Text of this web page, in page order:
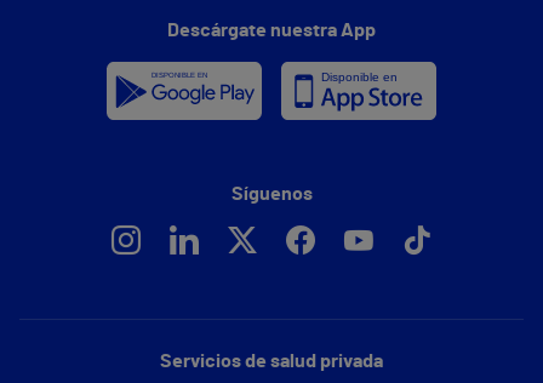
Servicios de salud privada
Descárgate nuestra App
Síguenos